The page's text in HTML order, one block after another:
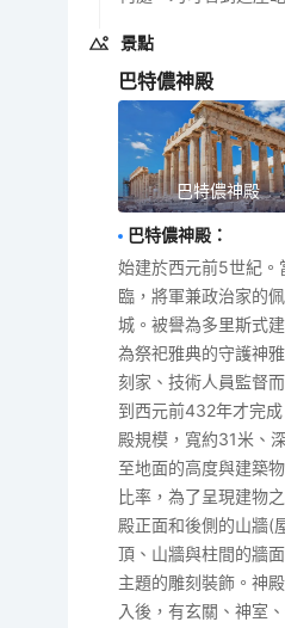
景點
巴特儂神殿
巴特儂神殿
巴特儂神殿 ：
始建於西元前5世紀。
臨，將軍兼政治家的
城。被譽為多里斯式
為祭祀雅典的守護神
刻家、技術人員監督
到西元前432年才完
殿規模，寬約31米、
至地面的高度與建築
比率，為了呈現建物
殿正面和後側的山牆(
頂、山牆與柱間的牆
主題的雕刻裝飾。神
入後，有玄關、神室